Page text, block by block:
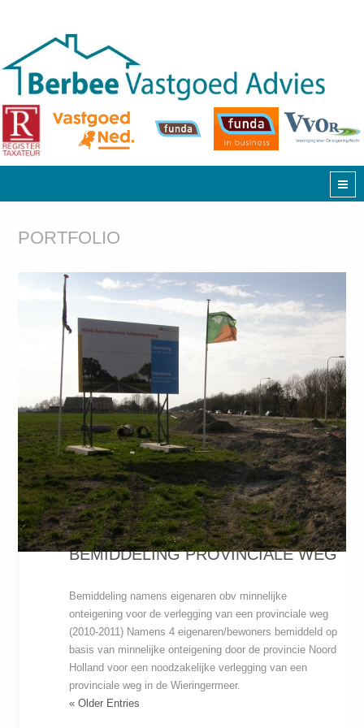
PORTFOLIO
BEMIDDELING PROVINCIALE WEG
Bemiddeling namens eigenaren obv minnelijke
onteigening voor de verlegging van een provinciale weg
(2010-2011) Namens 4 eigenaren/bewoners bemiddeld op
basis van minnelijke onteigening door de provincie Noord
Holland voor een noodzakelijke verlegging van een
provinciale weg in de Wieringermeer.
« Older Entries